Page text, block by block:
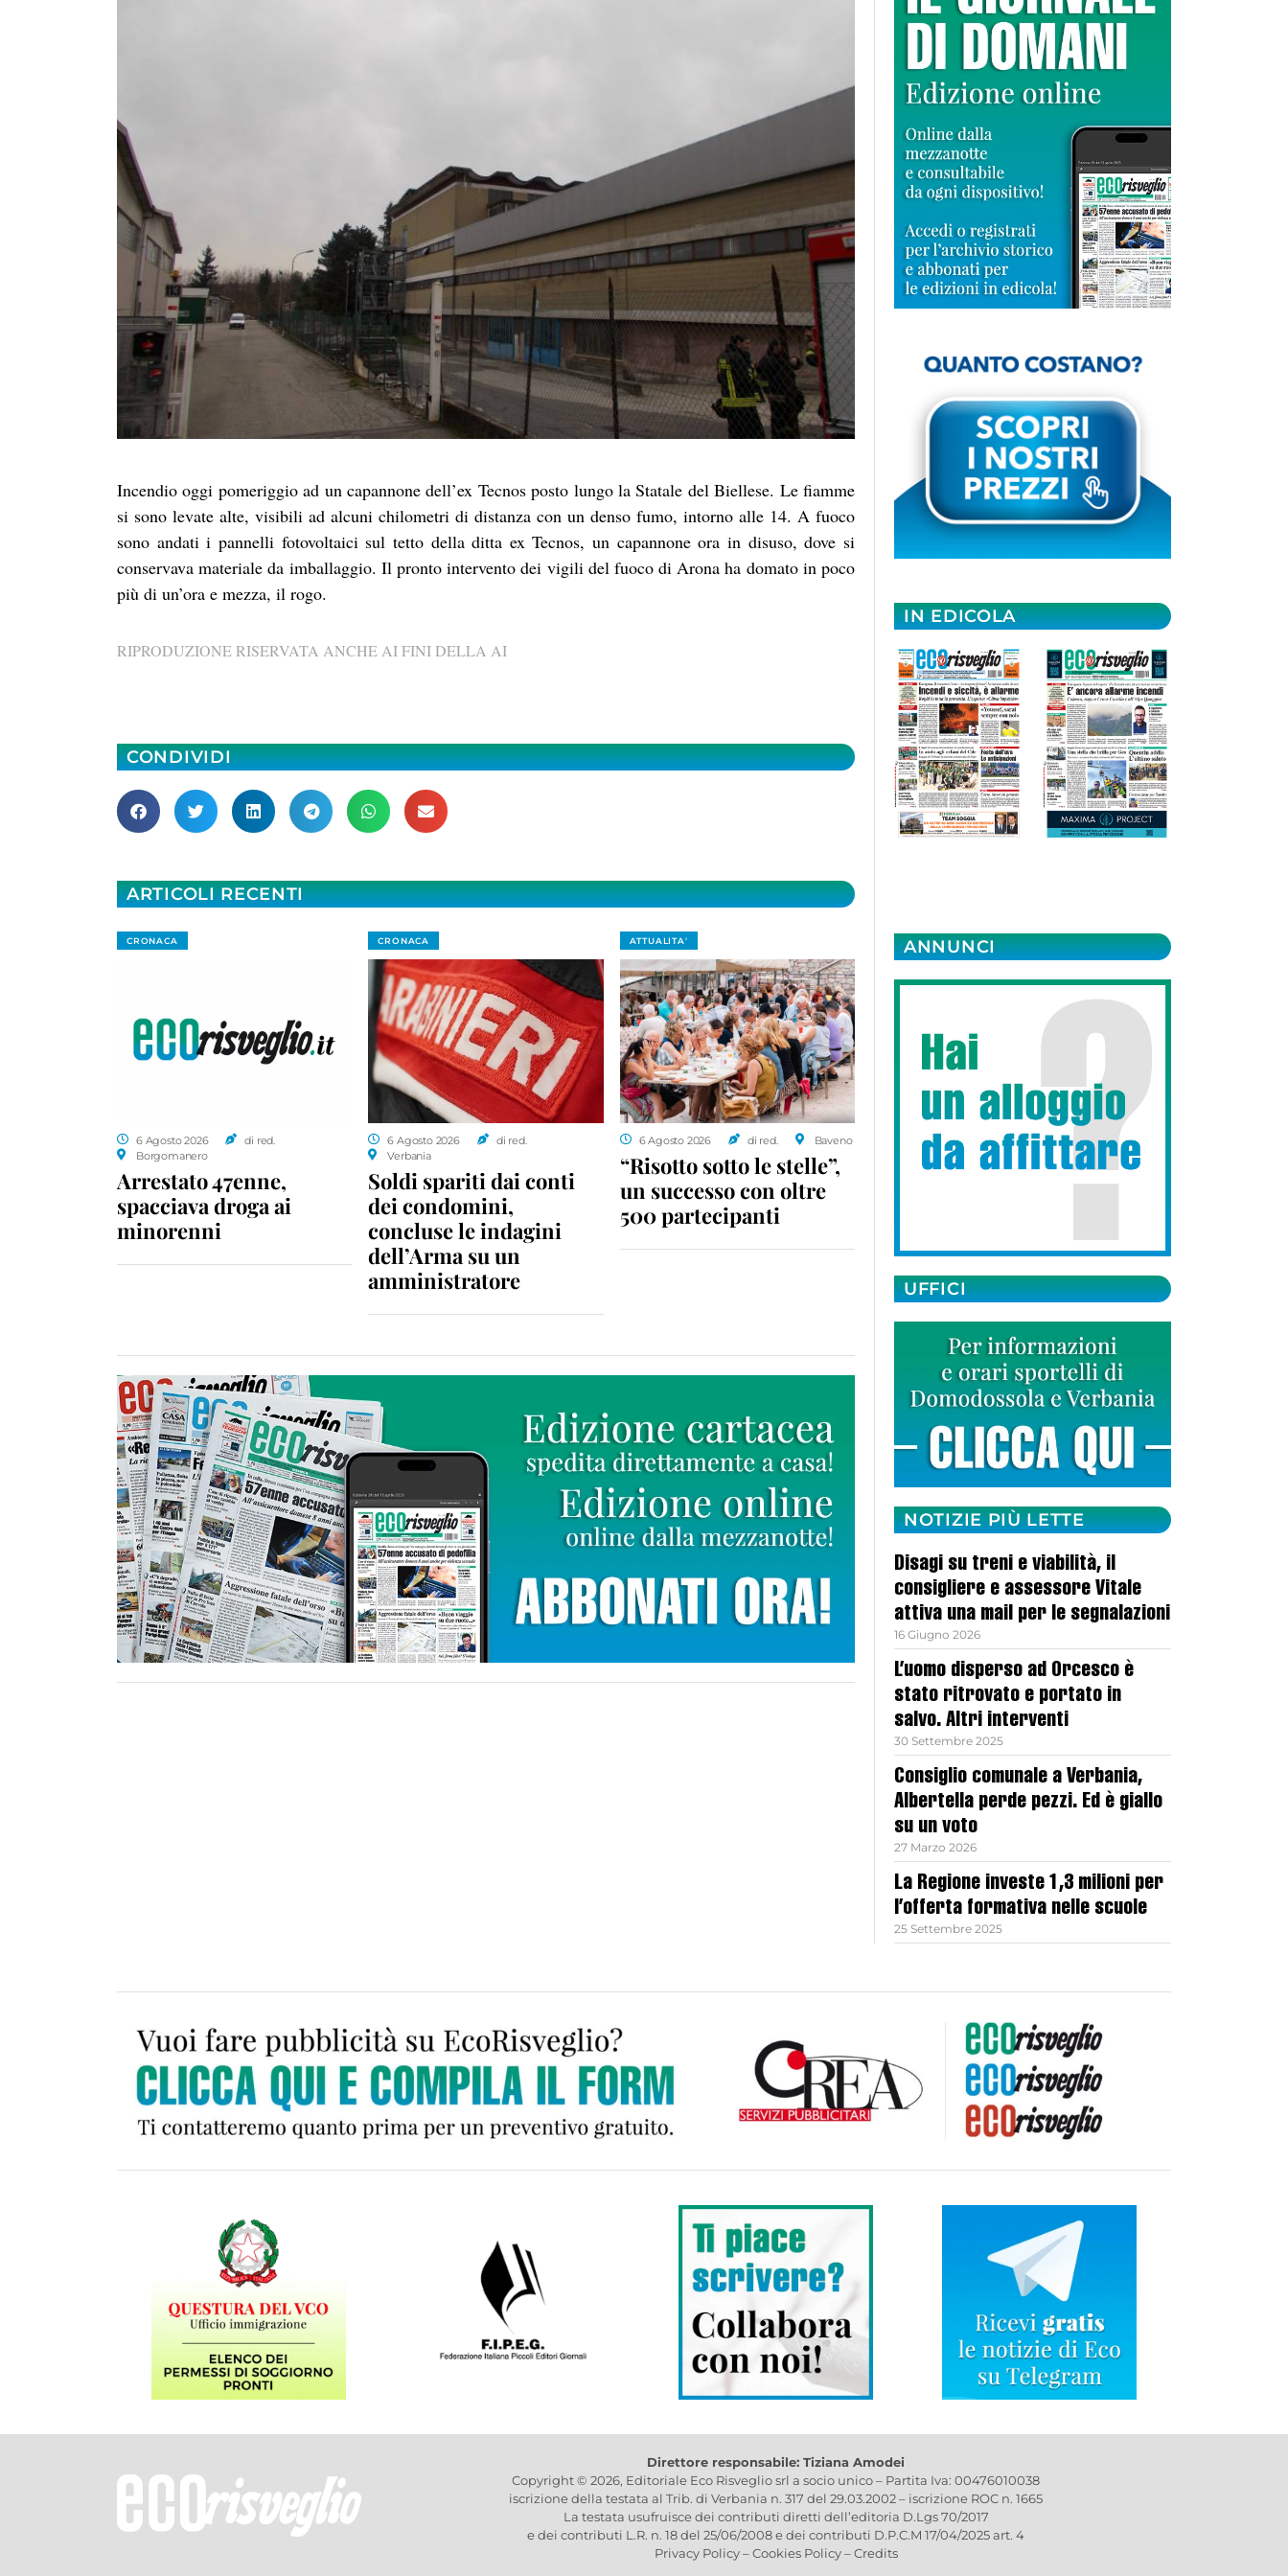
Incendio oggi pomeriggio ad un capannone dell’ex Tecnos posto lungo la Statale del Biellese. Le fiamme
si sono levate alte, visibili ad alcuni chilometri di distanza con un denso fumo, intorno alle 14. A fuoco
sono andati i pannelli fotovoltaici sul tetto della ditta ex Tecnos, un capannone ora in disuso, dove si
conservava materiale da imballaggio. Il pronto intervento dei vigili del fuoco di Arona ha domato in poco
più di un’ora e mezza, il rogo.
RIPRODUZIONE RISERVATA ANCHE AI FINI DELLA AI
CONDIVIDI
ARTICOLI RECENTI
CRONACA
6 Agosto 2026
di red.
Borgomanero
Arrestato 47enne,
spacciava droga ai
minorenni
CRONACA
6 Agosto 2026
di red.
Verbania
Soldi spariti dai conti
dei condomini,
concluse le indagini
dell’Arma su un
amministratore
ATTUALITA'
6 Agosto 2026 di red. Baveno
“Risotto sotto le stelle”,
un successo con oltre
500 partecipanti
IN EDICOLA
ANNUNCI
UFFICI
NOTIZIE PIÙ LETTE
Disagi su treni e viabilità, il
consigliere e assessore Vitale
attiva una mail per le segnalazioni
16 Giugno 2026
L’uomo disperso ad Orcesco è
stato ritrovato e portato in
salvo. Altri interventi
30 Settembre 2025
Consiglio comunale a Verbania,
Albertella perde pezzi. Ed è giallo
su un voto
27 Marzo 2026
La Regione investe 1,3 milioni per
l’offerta formativa nelle scuole
25 Settembre 2025
Direttore responsabile: Tiziana Amodei
Copyright © 2026, Editoriale Eco Risveglio srl a socio unico – Partita Iva: 00476010038
iscrizione della testata al Trib. di Verbania n. 317 del 29.03.2002 – iscrizione ROC n. 1665
La testata usufruisce dei contributi diretti dell’editoria D.Lgs 70/2017
e dei contributi L.R. n. 18 del 25/06/2008 e dei contributi D.P.C.M 17/04/2025 art. 4
Privacy Policy–Cookies Policy–Credits